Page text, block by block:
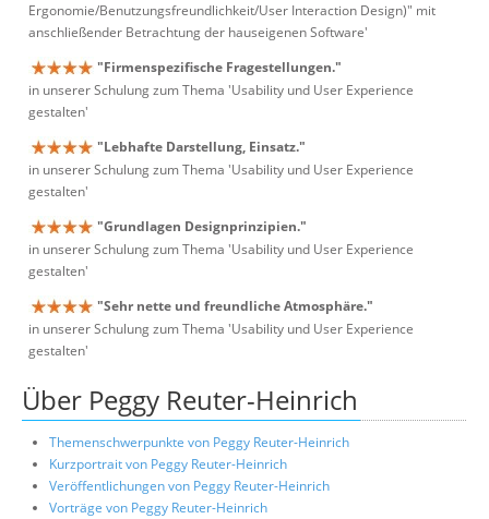
Ergonomie/Benutzungsfreundlichkeit/User Interaction Design)" mit
anschließender Betrachtung der hauseigenen Software'
"Firmenspezifische Fragestellungen."
in unserer Schulung zum Thema 'Usability und User Experience
gestalten'
"Lebhafte Darstellung, Einsatz."
in unserer Schulung zum Thema 'Usability und User Experience
gestalten'
"Grundlagen Designprinzipien."
in unserer Schulung zum Thema 'Usability und User Experience
gestalten'
"Sehr nette und freundliche Atmosphäre."
in unserer Schulung zum Thema 'Usability und User Experience
gestalten'
Über Peggy Reuter-Heinrich
Themenschwerpunkte von Peggy Reuter-Heinrich
Kurzportrait von Peggy Reuter-Heinrich
Veröffentlichungen von Peggy Reuter-Heinrich
Vorträge von Peggy Reuter-Heinrich